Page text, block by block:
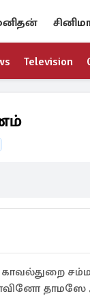
Television
காவல்துறை